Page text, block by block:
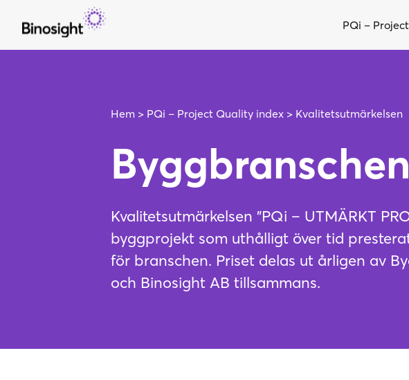
PQi –
Kom-igång-erbjudande
Prenumeration och prislista
Support
Kompetensutveckling
PQi Grundkurs
Workshops och analys
Hem > PQi – Project Quality index > Kvalitetsutmärkelsen
Kvalitetsutmärkelsen ”PQi – UTMÄRKT
byggprojekt som uthålligt över tid
för branschen. Priset delas ut årligen av
och Binosight AB tillsammans.